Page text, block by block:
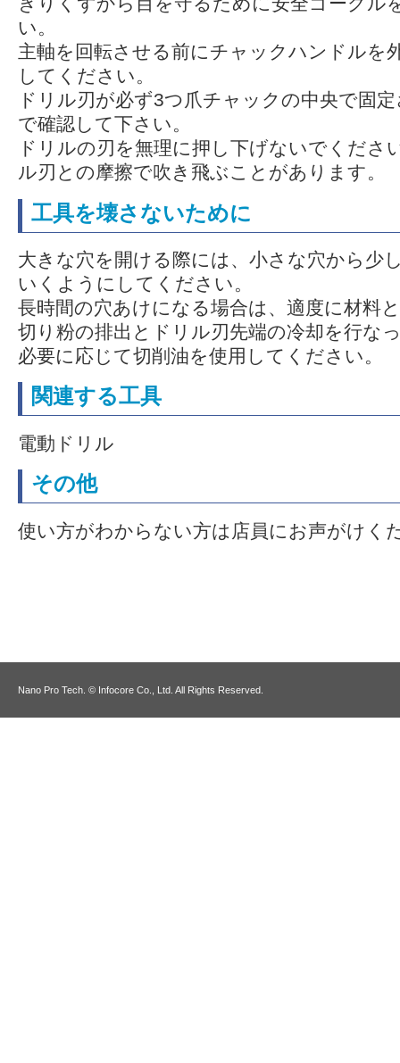
い。
主軸を回転させる前にチャックハンドルを
してください。
ドリル刃が必ず3つ爪チャックの中央で固
で確認して下さい。
ドリルの刃を無理に押し下げないでくださ
ル刃との摩擦で吹き飛ぶことがあります。
工具を壊さないために
大きな穴を開ける際には、小さな穴から少
いくようにしてください。
長時間の穴あけになる場合は、適度に材料
切り粉の排出とドリル刃先端の冷却を行な
必要に応じて切削油を使用してください。
関連する工具
電動ドリル
その他
使い方がわからない方は店員にお声がけく
Nano Pro Tech. © Infocore Co., Ltd. All Rights Reserved.